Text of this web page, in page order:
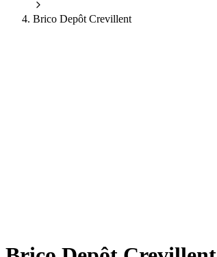
Brico Depôt Crevillent